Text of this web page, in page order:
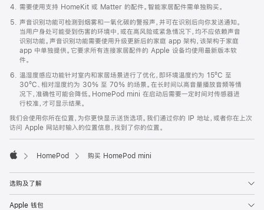
需要使用支持 HomeKit 或 Matter 的配件。智能家居配件需单独购买。
声音识别功能可检测到烟雾和一氧化碳的警报声，并可在识别后向你发送通知。
当用户身处可能受到伤害的环境中，或在高风险或紧急情况下，均不应依赖声音
识别功能。声音识别功能需要使用升级更新后的家庭 app 架构，该架构于家庭
app 中单独提供。它要求所有连接家居配件的 Apple 设备均使用最新版本软
件。
温湿度感应功能针对室内和家居场景进行了优化，即环境温度约为 15ºC 至
30ºC、相对湿度约为 30% 至 70% 的场景。在长时间以高音量播放音频等情
况下，准确性可能会降低。HomePod mini 在启动后需要一定时间对传感器进
行校准，才可显示结果。
我们会使用你所在位置，为你更快显示送货选项。我们通过你的 IP 地址，或者你在上次
访问 Apple 网站时输入的位置信息，找到了你的位置。
HomePod 购买 HomePod mini
选购及了解
Apple 钱包